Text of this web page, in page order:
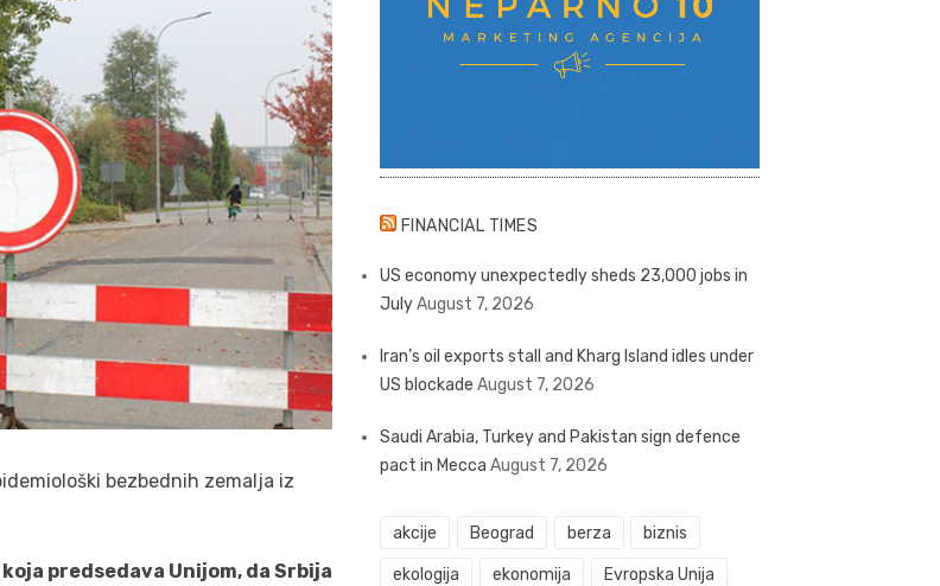
bezbednih zemalja iz
predsedava Unijom, da Srbija
FINANCIAL TIMES
US economy unexpectedly sheds 23,000 jobs in
JulyAugust 7, 2026
Iran’s oil exports stall and Kharg Island idles under
US blockade August 7, 2026
Saudi Arabia, Turkey and Pakistan sign defence
pact in Mecca August 7, 2026
akcije Beograd berza biznis
ekologija ekonomija Evropska Unija